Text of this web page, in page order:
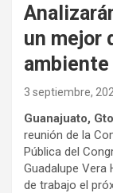
un mejor
ambiente
3 septiembre,
Guanajuato,
reunión de la
Pública del
Guadalupe Vera
de trabajo el